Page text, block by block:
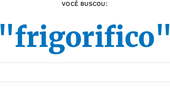
VOCÊ BUSCOU:
"frigorifico"